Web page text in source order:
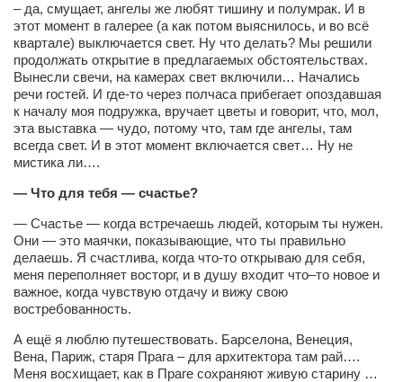
– да, смущает, ангелы же любят тишину и полумрак. И в
этот момент в галерее (а как потом выяснилось, и во всё
квартале) выключается свет. Ну что делать? Мы решили
продолжать открытие в предлагаемых обстоятельствах.
Вынесли свечи, на камерах свет включили… Начались
речи гостей. И где-то через полчаса прибегает опоздавшая
к началу моя подружка, вручает цветы и говорит, что, мол,
эта выставка — чудо, потому что, там где ангелы, там
всегда свет. И в этот момент включается свет… Ну не
мистика ли….
— Что для тебя — счастье?
— Счастье — когда встречаешь людей, которым ты нужен.
Они — это маячки, показывающие, что ты правильно
делаешь. Я счастлива, когда что-то открываю для себя,
меня переполняет восторг, и в душу входит что–то новое и
важное, когда чувствую отдачу и вижу свою
востребованность.
А ещё я люблю путешествовать. Барселона, Венеция,
Вена, Париж, старя Прага – для архитектора там рай….
Меня восхищает, как в Праге сохраняют живую старину …